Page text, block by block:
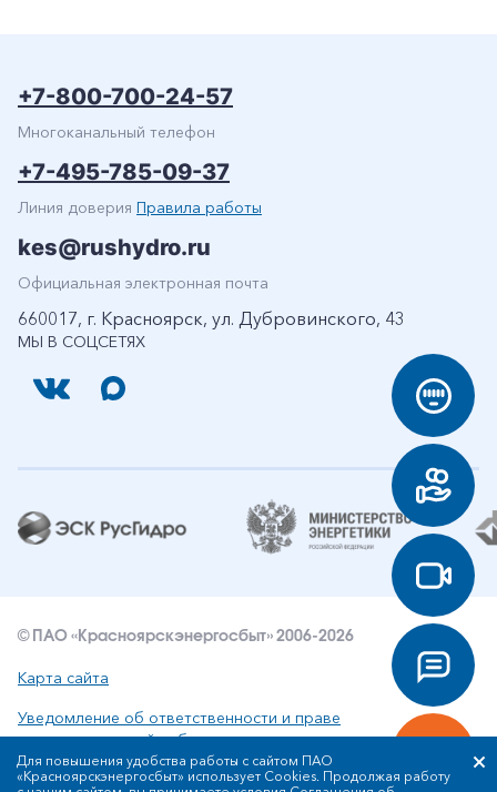
МЫ В СОЦСЕТЯХ
+7-800-700-24-57
Многоканальный телефон
+7-495-785-09-37
Линия доверия Правила работы
kes@rushydro.ru
Официальная электронная почта
660017, г. Красноярск, ул. Дубровинского, 43
© ПАО «Красноярскэнергосбыт» 2006-2026
Карта сайта
Уведомление об ответственности и праве
интеллектуальной собственности
Политика ПАО «Красноярскэнергосбыт» в отношении
Для повышения удобства работы с сайтом ПАО
«Красноярскэнергосбыт» использует Cookies. Продолжая работу